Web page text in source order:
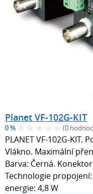
Planet VF-102G-KIT
0 % (0
PLANET VF-102G-KIT.
Vlákno. Maximální
Barva: Černá.
Technologie
energie: 4,8 W